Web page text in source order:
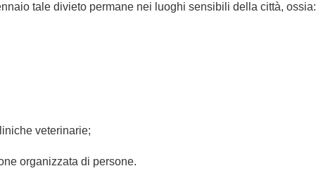
tale divieto permane nei luoghi sensibili della città, ossia:
veterinarie;
organizzata di persone.